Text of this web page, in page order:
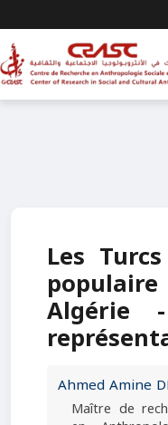
Les
Algérie
Ahmed Amine
Maître de